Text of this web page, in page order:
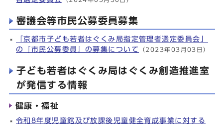
審議会等市民公募委員募集
「京都市子ども若者はぐくみ局指定管理者選定委員会」
の『市民公募委員』の募集について
（2023年03月03日）
子ども若者はぐくみ局はぐくみ創造推進室
が発信する情報
健康・福祉
令和8年度児童館及び放課後児童健全育成事業に対する